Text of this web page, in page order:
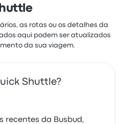
as rotas ou os detalhes da
aqui podem ser atualizados
da sua viagem.
Shuttle?
recentes da Busbud,